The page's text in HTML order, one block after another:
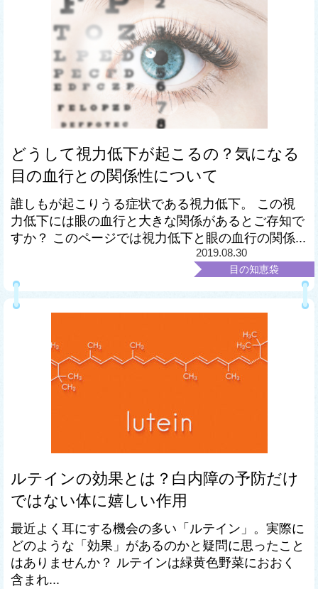
どうして視力低下が起こるの？気になる
目の血行との関係性について
誰しもが起こりうる症状である視力低下。 この視
力低下には眼の血行と大きな関係があるとご存知で
すか？ このページでは視力低下と眼の血行の関係...
2019.08.30
目の知恵袋
ルテインの効果とは？白内障の予防だけ
ではない体に嬉しい作用
最近よく耳にする機会の多い「ルテイン」。実際に
どのような「効果」があるのかと疑問に思ったこと
はありませんか？ ルテインは緑黄色野菜におおく
含まれ...